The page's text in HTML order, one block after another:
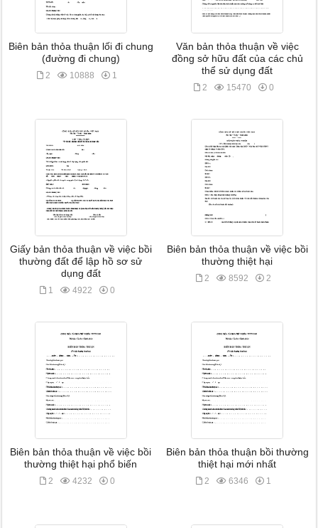
Biên bản thỏa thuận lối đi chung
(đường đi chung)
2 10888 1
Văn bản thỏa thuận về việc
đồng sở hữu đất của các chủ
thể sử dụng đất
2 15470 0
Giấy bản thỏa thuận về việc bồi
thường đất để lập hồ sơ sử
dụng đất
1 4922 0
Biên bản thỏa thuận về việc bồi
thường thiệt hại
2 8592 2
Biên bản thỏa thuận về việc bồi
thường thiệt hại phổ biến
2 4232 0
Biên bản thỏa thuận bồi thường
thiệt hại mới nhất
2 6346 1